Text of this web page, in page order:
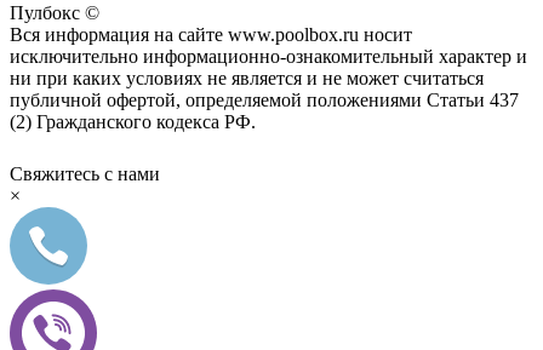
Пулбокс ©
Вся информация на сайте www.poolbox.ru носит
исключительно информационно-ознакомительный характер и
ни при каких условиях не является и не может считаться
публичной офертой, определяемой положениями Статьи 437
(2) Гражданского кодекса РФ.
Свяжитесь с нами
×